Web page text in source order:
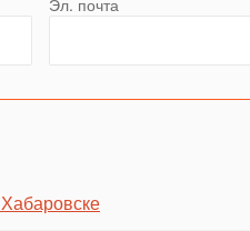
Эл. почта